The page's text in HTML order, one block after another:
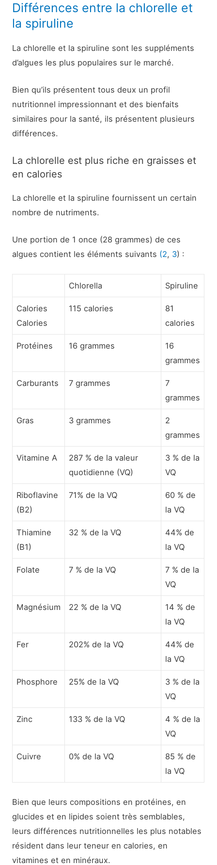
Différences entre la chlorelle et
la spiruline
La chlorelle et la spiruline sont les suppléments
d’algues les plus populaires sur le marché.
Bien qu’ils présentent tous deux un profil
nutritionnel impressionnant et des bienfaits
similaires pour la santé, ils présentent plusieurs
différences.
La chlorelle est plus riche en graisses et
en calories
La chlorelle et la spiruline fournissent un certain
nombre de nutriments.
Une portion de 1 once (28 grammes) de ces
algues contient les éléments suivants (2, 3) :
Chlorella Spiruline
Calories
Calories
115 calories
81
calories
Protéines 16 grammes
16
grammes
Carburants 7 grammes
7
grammes
Gras 3 grammes
2
grammes
Vitamine A
287 % de la valeur
quotidienne (VQ)
3 % de la
VQ
Riboflavine
(B2)
71% de la VQ
60 % de
la VQ
Thiamine
(B1)
32 % de la VQ
44% de
la VQ
Folate 7 % de la VQ
7 % de la
VQ
Magnésium 22 % de la VQ
14 % de
la VQ
Fer 202% de la VQ
44% de
la VQ
Phosphore 25% de la VQ
3 % de la
VQ
Zinc 133 % de la VQ
4 % de la
VQ
Cuivre 0% de la VQ
85 % de
la VQ
Bien que leurs compositions en protéines, en
glucides et en lipides soient très semblables,
leurs différences nutritionnelles les plus notables
résident dans leur teneur en calories, en
vitamines et en minéraux.